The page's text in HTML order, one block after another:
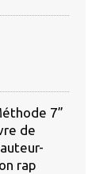
7”
de
rap